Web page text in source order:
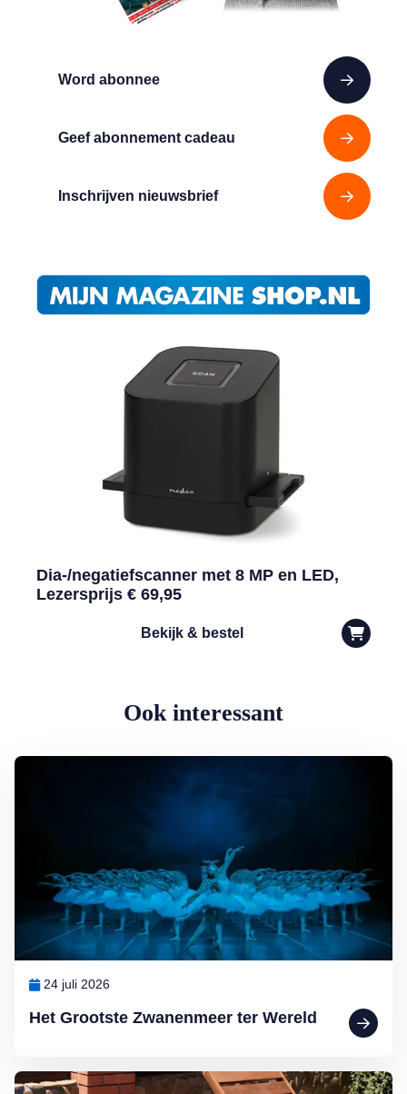
Word abonnee
Geef abonnement cadeau
Inschrijven nieuwsbrief
Dia-/negatiefscanner met 8 MP en LED,
Lezersprijs € 69,95
Bekijk & bestel
Ook interessant
Het Grootste Zwanenmeer ter Wereld
24 juli 2026
Lees meer over Het Grootste Zwanenmeer ter Wereld
Lees meer over De hondsdagen zijn begonnen: waarom voedsel